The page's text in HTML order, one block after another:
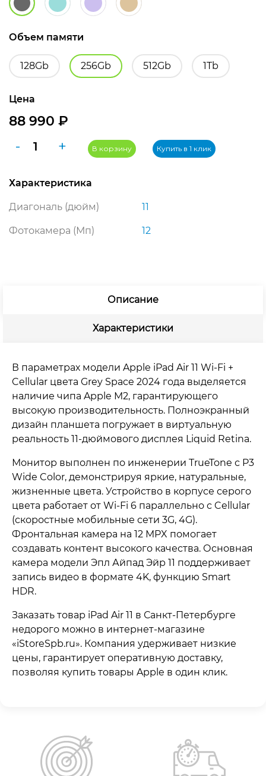
Объем памяти
128Gb 256Gb 512Gb 1Tb
Цена
88 990 ₽
-
Количество
Apple
Air
11
+ В корзину Купить в 1 клик
Характеристика
Диагональ (дюйм) 11
Фотокамера (Мп) 12
Описание
Характеристики
В параметрах модели Apple iPad Air 11 Wi-Fi +
Cellular цвета Grey Space 2024 года выделяется
наличие чипа Apple M2, гарантирующего
высокую производительность. Полноэкранный
дизайн планшета погружает в виртуальную
реальность 11-дюймового дисплея Liquid Retina.
Монитор выполнен по инженерии TrueTone с P3
Wide Color, демонстрируя яркие, натуральные,
жизненные цвета. Устройство в корпусе серого
цвета работает от Wi-Fi 6 параллельно с Cellular
(скоростные мобильные сети 3G, 4G).
Фронтальная камера на 12 MPX помогает
создавать контент высокого качества. Основная
камера модели Эпл Айпад Эйр 11 поддерживает
запись видео в формате 4K, функцию Smart
HDR.
Заказать товар iPad Air 11 в Санкт-Петербурге
недорого можно в интернет-магазине
«iStoreSpb.ru». Компания удерживает низкие
цены, гарантирует оперативную доставку,
позволяя купить товары Apple в один клик.